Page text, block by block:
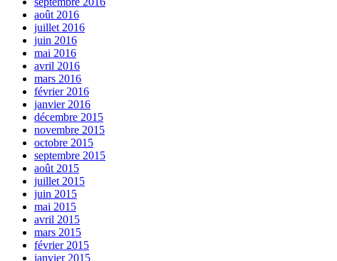
août 2016
juillet 2016
juin 2016
mai 2016
avril 2016
mars 2016
février 2016
janvier 2016
décembre 2015
novembre 2015
octobre 2015
septembre 2015
août 2015
juillet 2015
juin 2015
mai 2015
avril 2015
mars 2015
février 2015
janvier 2015